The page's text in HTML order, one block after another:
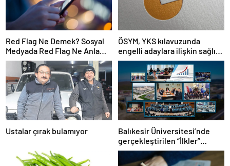
Red Flag Ne Demek? Sosyal
Medyada Red Flag Ne Anlama
Gelir?
ÖSYM, YKS kılavuzunda
engelli adaylara ilişkin sağlık
şartlarını güncelledi
Ustalar çırak bulamıyor
Balıkesir Üniversitesi’nde
gerçekleştirilen “İlkler”
üniversitenin geleceğini
şekillendiriyor